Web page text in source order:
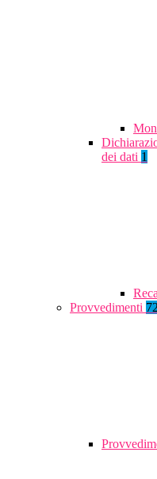
dei dati 1
Provvedimenti